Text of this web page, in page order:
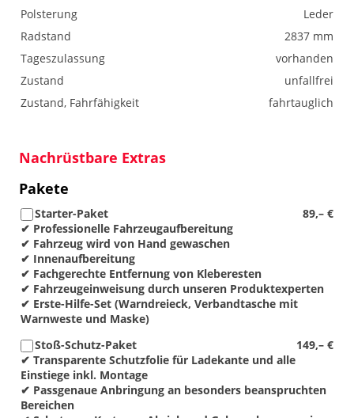
Polsterung
Leder
Radstand
2837 mm
Tageszulassung
vorhanden
Zustand
unfallfrei
Zustand, Fahrfähigkeit
fahrtauglich
Nachrüstbare Extras
Pakete
89,– €
Starter-Paket
✔ Professionelle Fahrzeugaufbereitung
✔ Fahrzeug wird von Hand gewaschen
✔ Innenaufbereitung
✔ Fachgerechte Entfernung von Kleberesten
✔ Fahrzeugeinweisung durch unseren Produktexperten
✔ Erste-Hilfe-Set (Warndreieck, Verbandtasche mit
Warnweste und Maske)
149,– €
Stoß-Schutz-Paket
✔ Transparente Schutzfolie für Ladekante und alle
Einstiege inkl. Montage
✔ Passgenaue Anbringung an besonders beanspruchten
Bereichen